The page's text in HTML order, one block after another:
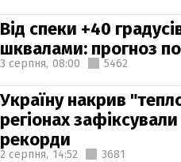
Від спеки +40
шквалами: прогноз
3 серпня, 08:00 5462
Україну накрив
регіонах
рекорди
2 серпня, 14:52 3681